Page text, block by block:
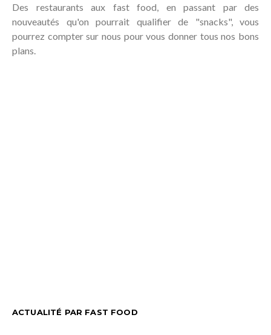
Des restaurants aux fast food, en passant par des
nouveautés qu'on pourrait qualifier de "snacks", vous
pourrez compter sur nous pour vous donner tous nos bons
plans.
ACTUALITÉ PAR FAST FOOD